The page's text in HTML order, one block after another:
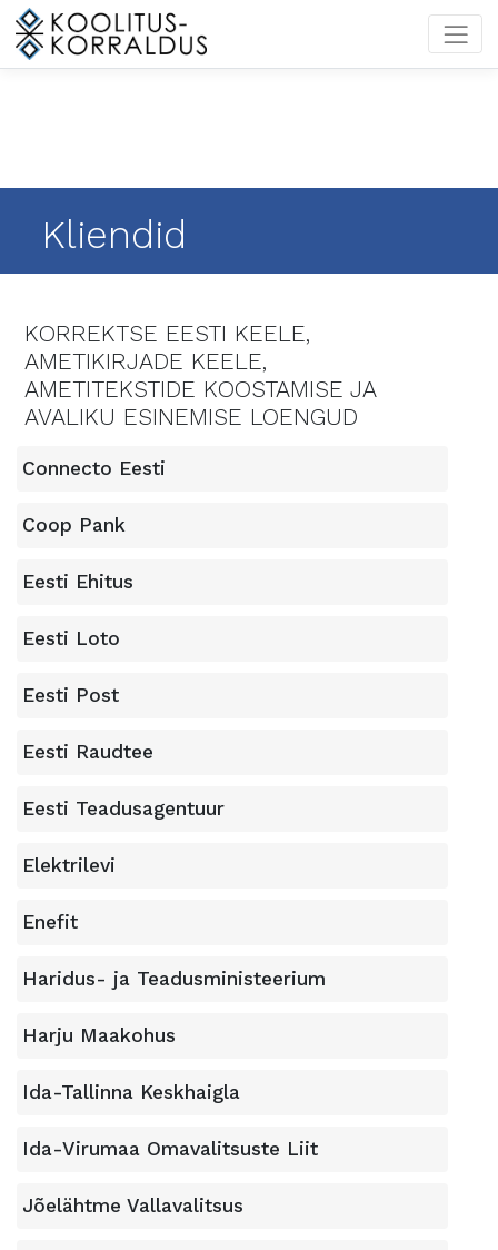
Kliendid
Kliendid
KORREKTSE EESTI KEELE,
AMETIKIRJADE KEELE,
AMETITEKSTIDE KOOSTAMISE JA
AVALIKU ESINEMISE LOENGUD
Connecto Eesti
Coop Pank
Eesti Ehitus
Eesti Loto
Eesti Post
Eesti Raudtee
Eesti Teadusagentuur
Elektrilevi
Enefit
Haridus- ja Teadusministeerium
Harju Maakohus
Ida-Tallinna Keskhaigla
Ida-Virumaa Omavalitsuste Liit
Jõelähtme Vallavalitsus